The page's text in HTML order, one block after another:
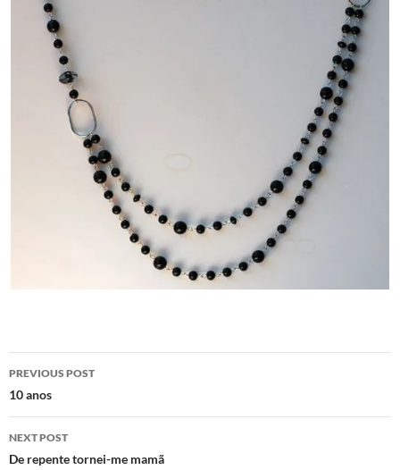
Post
navigation
PREVIOUS POST
10 anos
NEXT POST
De repente tornei-me mamã